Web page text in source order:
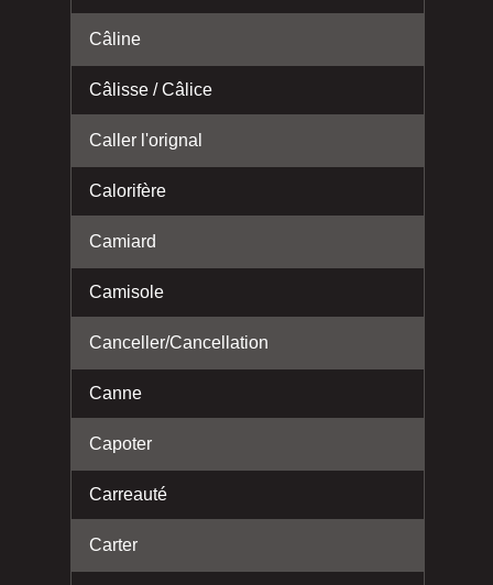
Câline
Câlisse / Câlice
Caller l'orignal
Calorifère
Camiard
Camisole
Canceller/Cancellation
Canne
Capoter
Carreauté
Carter